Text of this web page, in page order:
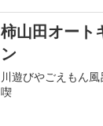
柿山田オート
ン
川遊びやごえもん
喫